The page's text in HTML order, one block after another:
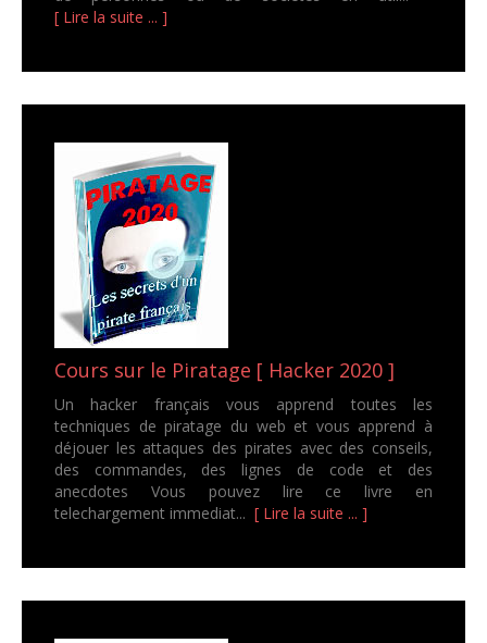
[ Lire la suite ... ]
Cours sur le Piratage [ Hacker 2020 ]
Un hacker français vous apprend toutes les
techniques de piratage du web et vous apprend à
déjouer les attaques des pirates avec des conseils,
des commandes, des lignes de code et des
anecdotes Vous pouvez lire ce livre en
telechargement immediat... [ Lire la suite ... ]